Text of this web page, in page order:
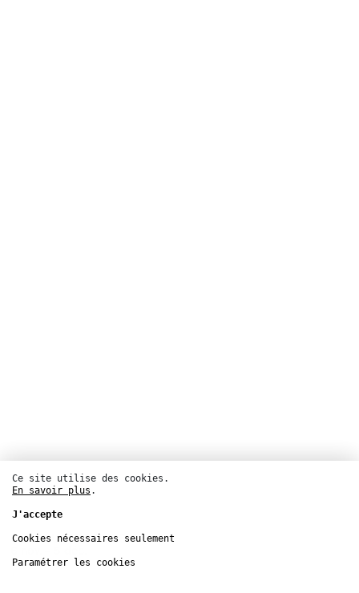
CENTQUATRE-PARIS
Ce site utilise des cookies.
En savoir plus .
J'accepte
Cookies nécessaires seulement
Paramétrer les cookies